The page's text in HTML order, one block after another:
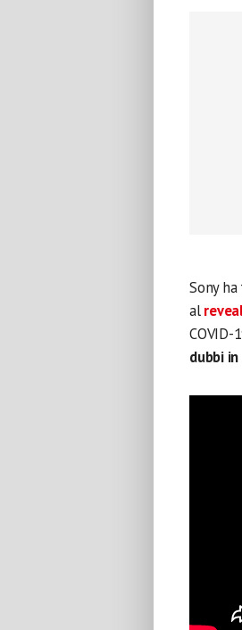
Sony
al
COVID-
dubbi